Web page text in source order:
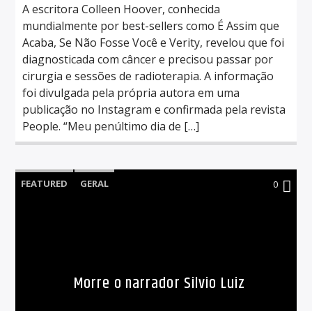
A escritora Colleen Hoover, conhecida
mundialmente por best-sellers como É Assim que
Acaba, Se Não Fosse Você e Verity, revelou que foi
diagnosticada com câncer e precisou passar por
cirurgia e sessões de radioterapia. A informação
foi divulgada pela própria autora em uma
publicação no Instagram e confirmada pela revista
People. “Meu penúltimo dia de […]
FEATURED GERAL 0
Morre o narrador Silvio Luiz